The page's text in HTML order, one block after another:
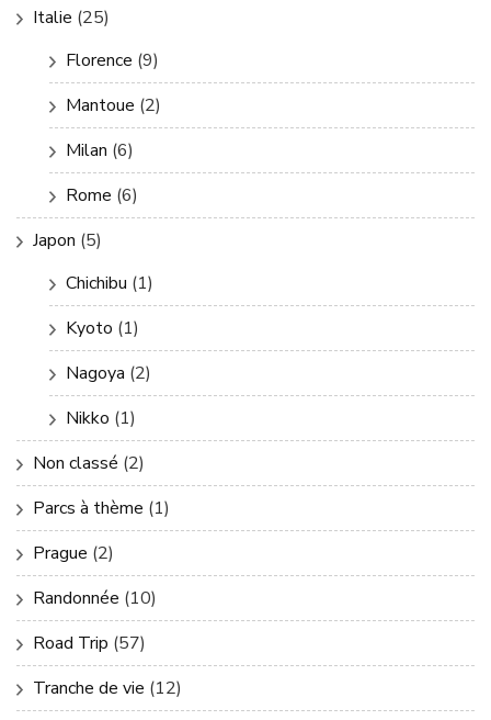
Italie (25)
Florence (9)
Mantoue (2)
Milan (6)
Rome (6)
Japon (5)
Chichibu (1)
Kyoto (1)
Nagoya (2)
Nikko (1)
Non classé (2)
Parcs à thème (1)
Prague (2)
Randonnée (10)
Road Trip (57)
Tranche de vie (12)